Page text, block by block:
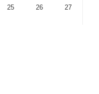
25 26
27